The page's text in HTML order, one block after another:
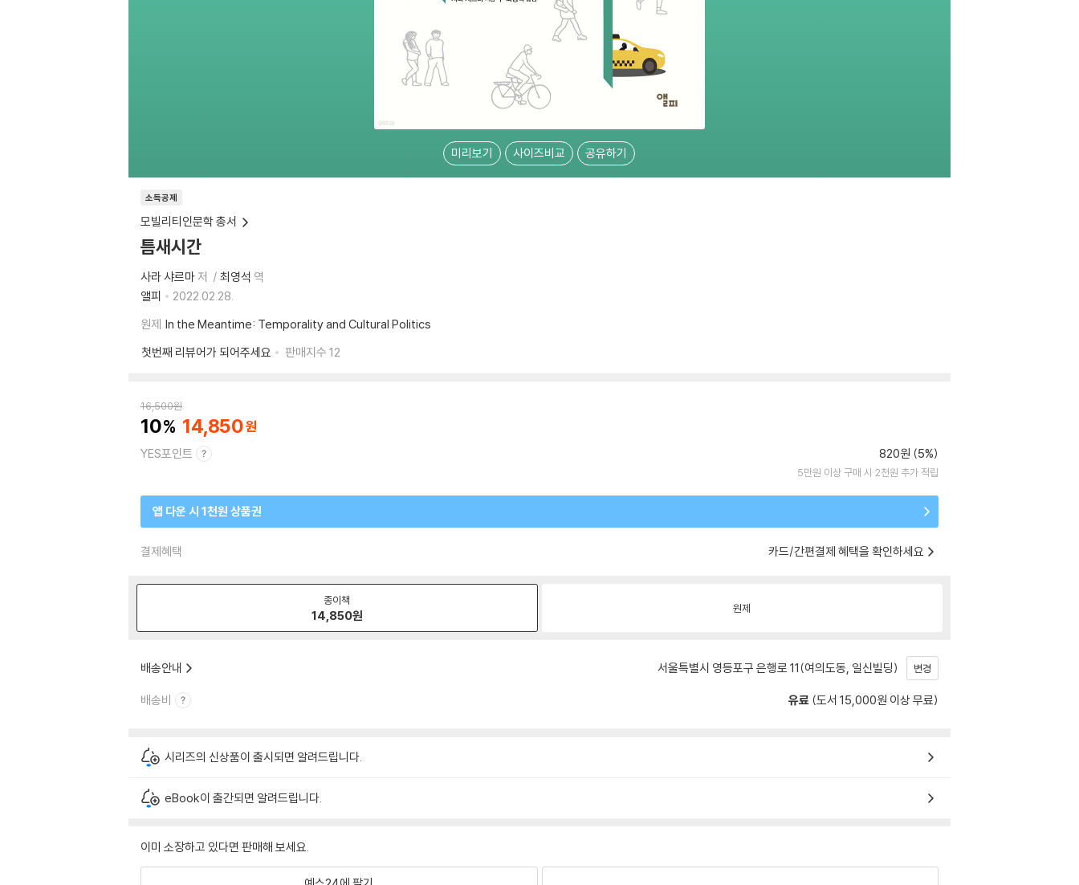
미리보기 사이즈비교 공유하기
소득공제
모빌리티인문학 총서
틈새시간
사라 샤르마저 최영석 역
앨피
2022.02.28.
원제 In the Meantime: Temporality and Cultural Politics
첫번째 리뷰어가 되어주세요
판매지수 12
16,500원
10 14,850
YES포인트 820원 (5%)
5만원 이상 구매 시 2천원 추가 적립
앱 다운 시 1천원 상품권
결제혜택 카드/간편결제 혜택을 확인하세요
종이책
14,850원 원제
배송안내 서울특별시 영등포구 은행로 11(여의도동, 일신빌딩) 변경
배송비 유료 (도서 15,000원 이상 무료)
시리즈의 신상품이 출시되면 알려드립니다.
eBook이 출간되면 알려드립니다.
이미 소장하고 있다면 판매해 보세요.